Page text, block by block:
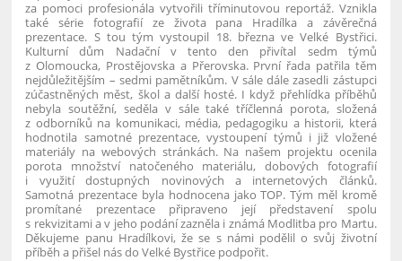
za pomoci profesionála vytvořili tříminutovou reportáž. Vznikla
také série fotografií ze života pana Hradílka a závěrečná
prezentace. S tou tým vystoupil 18. března ve Velké Bystřici.
Kulturní dům Nadační v tento den přivítal sedm týmů
z Olomoucka, Prostějovska a Přerovska. První řada patřila těm
nejdůležitějším – sedmi pamětníkům. V sále dále zasedli zástupci
zúčastněných měst, škol a další hosté. I když přehlídka příběhů
nebyla soutěžní, seděla v sále také tříčlenná porota, složená
z odborníků na komunikaci, média, pedagogiku a historii, která
hodnotila samotné prezentace, vystoupení týmů i již vložené
materiály na webových stránkách. Na našem projektu ocenila
porota množství natočeného materiálu, dobových fotografií
i využití dostupných novinových a internetových článků.
Samotná prezentace byla hodnocena jako TOP. Tým měl kromě
promítané prezentace připraveno její představení spolu
s rekvizitami a v jeho podání zazněla i známá Modlitba pro Martu.
Děkujeme panu Hradílkovi, že se s námi podělil o svůj životní
příběh a přišel nás do Velké Bystřice podpořit.